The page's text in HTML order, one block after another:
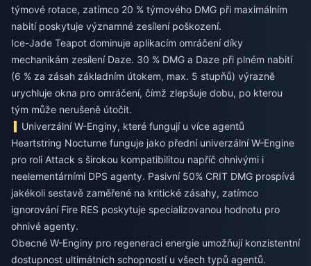
týmové rotace, zatímco 20 % týmového DMG při maximálním
nabití poskytuje významné zesílení poškození.
Ice-Jade Teapot dominuje aplikacím omráčení díky
mechanikám zesílení Daze. 30 % DMG a Daze při plném nabití
(6 % za zásah základním útokem, max. 5 stupňů) výrazně
urychluje okna pro omráčení, čímž zlepšuje dobu, po kterou
tým může nerušeně útočit.
Univerzální W-Enginy, které fungují u více agentů
Heartstring Nocturne funguje jako přední univerzální W-Engine
pro roli Attack s širokou kompatibilitou napříč ohnivými i
neelementárními DPS agenty. Pasivní 50% CRIT DMG prospívá
jakékoli sestavě zaměřené na kritické zásahy, zatímco
ignorování Fire RES poskytuje specializovanou hodnotu pro
ohnivé agenty.
Obecné W-Enginy pro regeneraci energie umožňují konzistentní
dostupnost ultimátních schopností u všech typů agentů.